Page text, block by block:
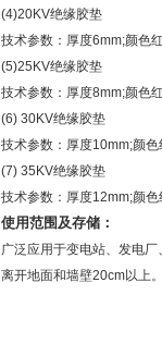
(4)20KV绝缘胶垫
技术参数：厚度6mm;颜色
(5)25KV绝缘胶垫
技术参数：厚度8mm;颜色
(6) 30KV绝缘胶垫
技术参数：厚度10mm;颜
(7) 35KV绝缘胶垫
技术参数：厚度12mm;颜
使用范围及存储：
广泛应用于变电站、发电
离开地面和墙壁20cm以上